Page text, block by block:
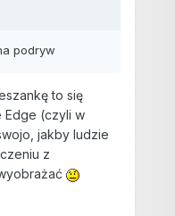
podryw
to się
Edge (czyli w
jakby ludzie
z